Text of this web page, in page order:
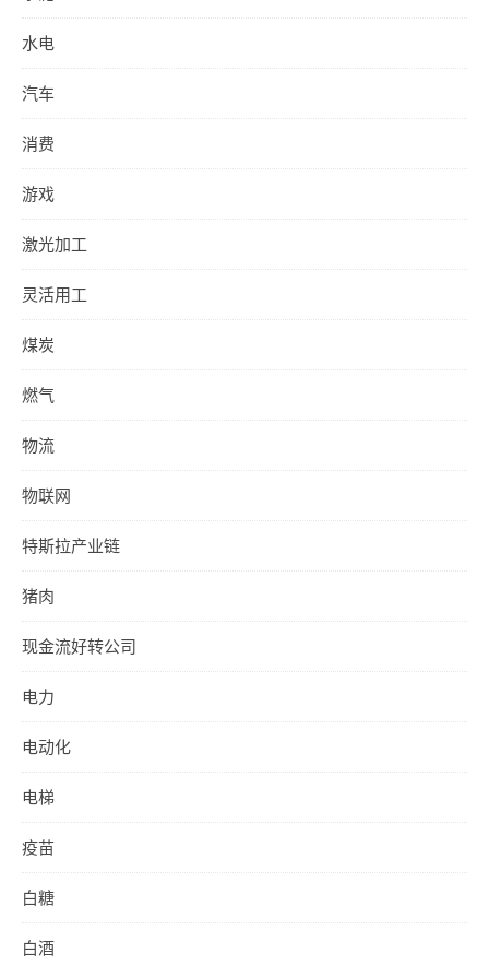
水电
汽车
消费
游戏
激光加工
灵活用工
煤炭
燃气
物流
物联网
特斯拉产业链
猪肉
现金流好转公司
电力
电动化
电梯
疫苗
白糖
白酒